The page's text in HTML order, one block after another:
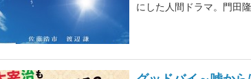
にした人間ドラマ。門田